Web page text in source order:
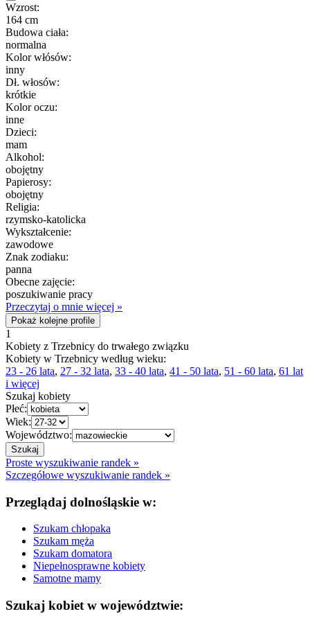
Wzrost:
164 cm
Budowa ciała:
normalna
Kolor włósów:
inny
Dł. włosów:
krótkie
Kolor oczu:
inne
Dzieci:
mam
Alkohol:
obojętny
Papierosy:
obojętny
Religia:
rzymsko-katolicka
Wykształcenie:
zawodowe
Znak zodiaku:
panna
Obecne zajęcie:
poszukiwanie pracy
Przeczytaj o mnie więcej »
Pokaż kolejne profile
1
Kobiety z Trzebnicy do trwałego związku
Kobiety w Trzebnicy według wieku:
23 - 26 lata, 27 - 32 lata, 33 - 40 lata, 41 - 50 lata, 51 - 60 lata, 61 lat
i więcej
Szukaj kobiety
Płeć:
Wiek:
Województwo:
Proste wyszukiwanie randek »
Szczegółowe wyszukiwanie randek »
Przeglądaj dolnośląskie w:
Szukam chłopaka
Szukam męża
Szukam domatora
Niepełnosprawne kobiety
Samotne mamy
Szukaj kobiet w województwie: